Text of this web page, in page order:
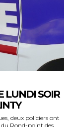
LUNDI SOIR
deux policiers ont
Rond-point des